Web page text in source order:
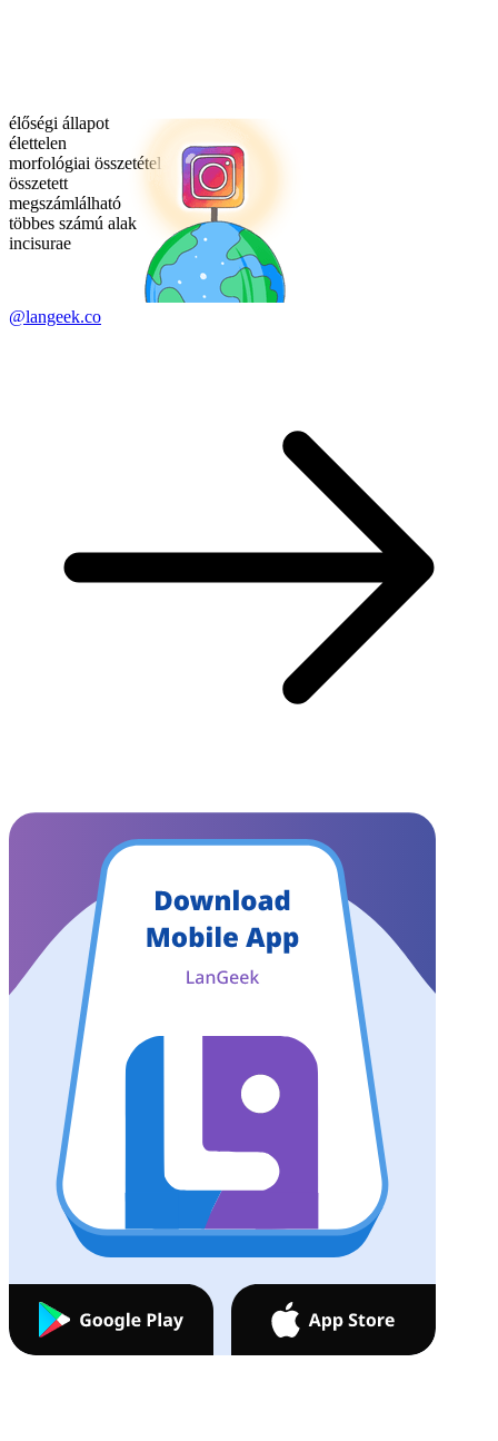
élőségi állapot
élettelen
morfológiai összetétel
összetett
megszámlálható
többes számú alak
incisurae
@langeek.co